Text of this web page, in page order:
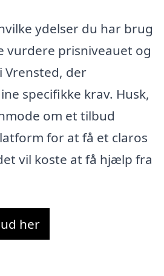
ydelser du har brug
vurdere prisniveauet og
Vrensted, der
specifikke krav. Husk,
om et tilbud
for at få et claros
vil koste at få hjælp fra
her